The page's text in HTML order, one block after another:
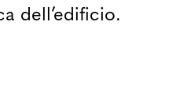
dell’edificio.